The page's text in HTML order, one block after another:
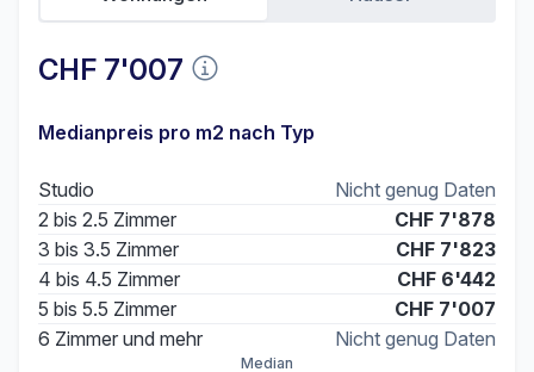
CHF 7'007
Medianpreis pro m2 nach Typ
Studio
Nicht genug Daten
2 bis 2.5 Zimmer
CHF 7'878
3 bis 3.5 Zimmer
CHF 7'823
4 bis 4.5 Zimmer
CHF 6'442
5 bis 5.5 Zimmer
CHF 7'007
6 Zimmer und mehr
Nicht genug Daten
Median